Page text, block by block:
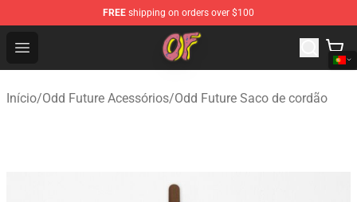
FREE shipping on orders over $100
Open menu
Odd Future Shop - Official Odd Future Merchandise Store
Início/Odd Future Acessórios/Odd Future Saco de cordão